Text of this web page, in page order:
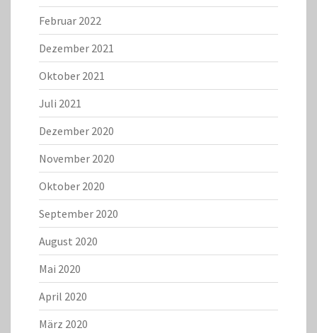
Februar 2022
Dezember 2021
Oktober 2021
Juli 2021
Dezember 2020
November 2020
Oktober 2020
September 2020
August 2020
Mai 2020
April 2020
März 2020